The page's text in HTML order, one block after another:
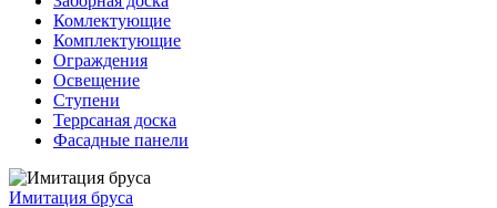
Комлектующие
Комплектующие
Ограждения
Освещение
Ступени
Террсаная доска
Фасадные панели
Имитация бруса